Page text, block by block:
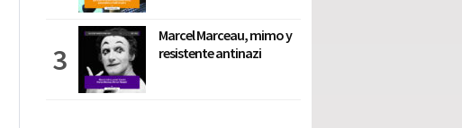
Marcel Marceau, mimo y
resistente antinazi